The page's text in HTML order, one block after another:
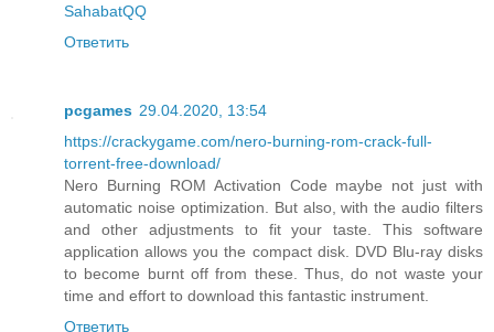
SahabatQQ
Ответить
pcgames 29.04.2020, 13:54
https://crackygame.com/nero-burning-rom-crack-full-
torrent-free-download/
Nero Burning ROM Activation Code maybe not just with
automatic noise optimization. But also, with the audio filters
and other adjustments to fit your taste. This software
application allows you the compact disk. DVD Blu-ray disks
to become burnt off from these. Thus, do not waste your
time and effort to download this fantastic instrument.
Ответить